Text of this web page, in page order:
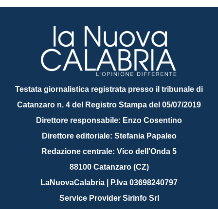
Testata giornalistica registrata presso il tribunale di
Catanzaro n. 4 del Registro Stampa del 05/07/2019
Direttore responsabile: Enzo Cosentino
Direttore editoriale: Stefania Papaleo
Redazione centrale: Vico dell'Onda 5
88100 Catanzaro (CZ)
LaNuovaCalabria | P.Iva 03698240797
Service Provider Sirinfo Srl